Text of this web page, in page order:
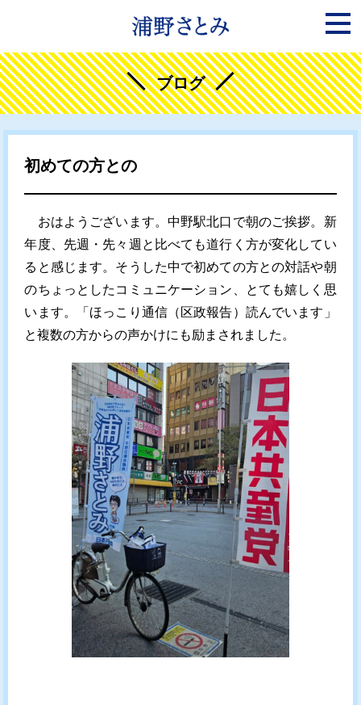
ブログ
初めての方との
おはようございます。中野駅北口で朝のご挨拶。新
年度、先週・先々週と比べても道行く方が変化してい
ると感じます。そうした中で初めての方との対話や朝
のちょっとしたコミュニケーション、とても嬉しく思
います。「ほっこり通信（区政報告）読んでいます」
と複数の方からの声かけにも励まされました。